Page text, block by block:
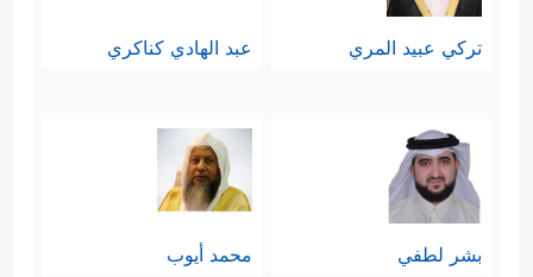
تركي عبيد المري عبد الهادي كناكري
بشر لطفي محمد أيوب